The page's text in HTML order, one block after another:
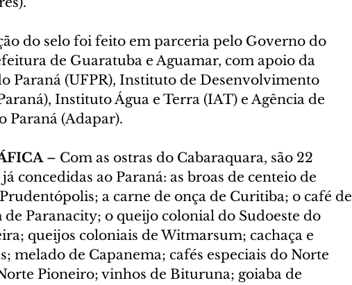
do selo foi feito em parceria pelo Governo do
de Guaratuba e Aguamar, com apoio da
Paraná (UFPR), Instituto de Desenvolvimento
Instituto Água e Terra (IAT) e Agência de
Paraná (Adapar).
– Com as ostras do Cabaraquara, são 22
concedidas ao Paraná: as broas de centeio de
a carne de onça de Curitiba; o café de
Paranacity; o queijo colonial do Sudoeste do
queijos coloniais de Witmarsum; cachaça e
melado de Capanema; cafés especiais do Norte
Pioneiro; vinhos de Bituruna; goiaba de